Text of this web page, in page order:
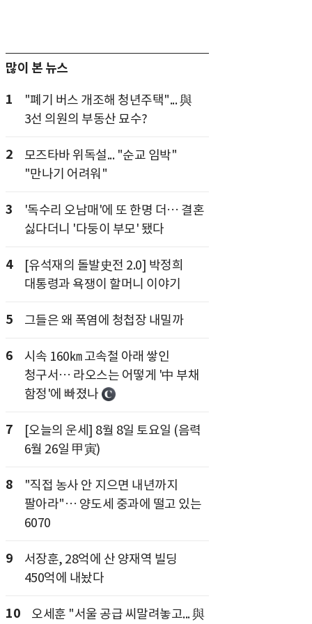
많이 본 뉴스
1
"폐기 버스 개조해 청년주택"... 與
3선 의원의 부동산 묘수?
2
모즈타바 위독설... "순교 임박"
"만나기 어려워"
3
'독수리 오남매'에 또 한명 더… 결혼
싫다더니 '다둥이 부모' 됐다
4
[유석재의 돌발史전 2.0] 박정희
대통령과 욕쟁이 할머니 이야기
5 그들은 왜 폭염에 청첩장 내밀까
6
시속 160㎞ 고속철 아래 쌓인
청구서… 라오스는 어떻게 '中 부채
함정'에 빠졌나
7
[오늘의 운세] 8월 8일 토요일 (음력
6월 26일 甲寅)
8
"직접 농사 안 지으면 내년까지
팔아라"… 양도세 중과에 떨고 있는
6070
9
서장훈, 28억에 산 양재역 빌딩
450억에 내놨다
10
오세훈 "서울 공급 씨말려놓고... 與